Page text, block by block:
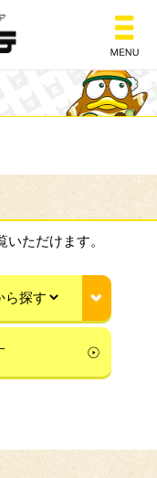
総合ディスカウント
ただけます。